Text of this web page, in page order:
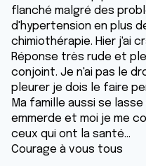
flanché malgré des
d'hypertension en plus
chimiothérapie. Hier j'ai
Réponse très rude et
conjoint. Je n'ai pas le
pleurer je dois le faire
Ma famille aussi se
emmerde et moi je me
ceux qui ont la santé...
Courage à vous tous